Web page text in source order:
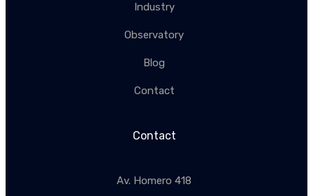
Industry
Observatory
Blog
Contact
Contact
Av. Homero 418